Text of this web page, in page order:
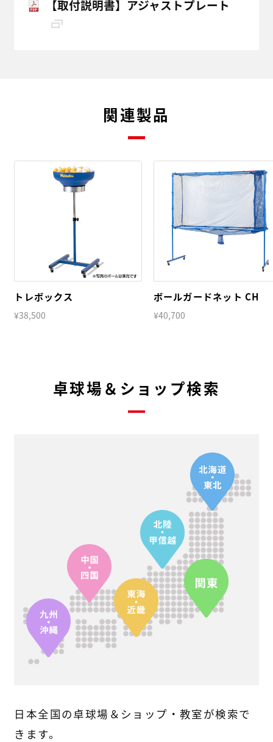
【取付説明書】アジャストプレート
関連製品
トレボックス
¥38,500
ボールガードネット CH
¥40,700
卓球場＆ショップ検索
日本全国の卓球場＆ショップ・教室が検索で
きます。